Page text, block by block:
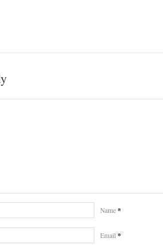
Name *
Email *